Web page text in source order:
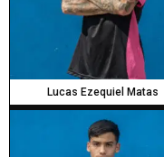
Lucas Ezequiel Matas